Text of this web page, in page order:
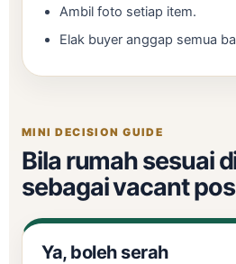
Ambil foto setiap item.
Elak buyer anggap semua
MINI DECISION GUIDE
Bila rumah sesuai
sebagai vacant
Ya, boleh serah